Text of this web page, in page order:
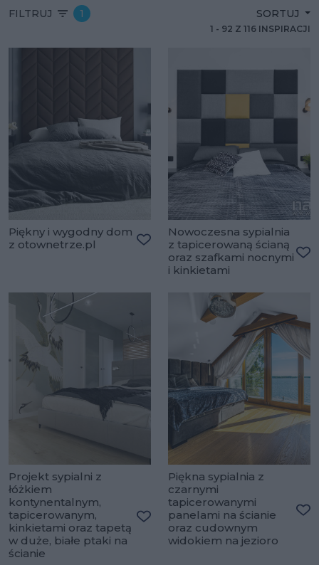
FILTRUJ 1 SORTUJ
1 - 92 Z 116 INSPIRACJI
Piękny i wygodny dom
z otownetrze.pl
Dodaj do ulubionych
Nowoczesna sypialnia
z tapicerowaną ścianą
oraz szafkami nocnymi
i kinkietami
Projekt sypialni z
łóżkiem
kontynentalnym,
tapicerowanym,
kinkietami oraz tapetą
w duże, białe ptaki na
ścianie
Dodaj do ulubionych
Piękna sypialnia z
czarnymi
tapicerowanymi
panelami na ścianie
oraz cudownym
widokiem na jezioro